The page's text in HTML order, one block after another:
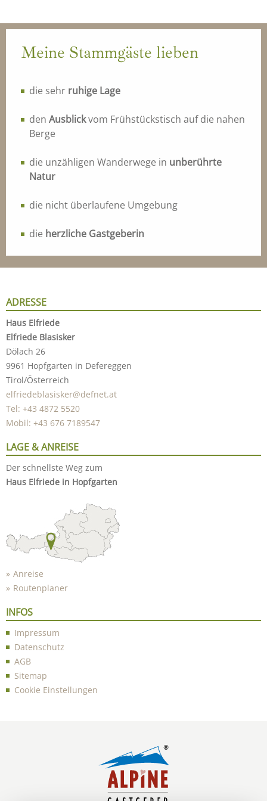
Meine Stammgäste lieben
die sehr ruhige Lage
den Ausblickvom Frühstückstisch auf die nahen
Berge
die unzähligen Wanderwege in unberührte
Natur
die nicht überlaufene Umgebung
die herzliche Gastgeberin
ADRESSE
Haus Elfriede
Elfriede Blasisker
Dölach 26
9961 Hopfgarten in Defereggen
Tirol/Österreich
elfriedeblasisker@defnet.at
Tel: +43 4872 5520
Mobil: +43 676 7189547
LAGE & ANREISE
Der schnellste Weg zum
Haus Elfriede in Hopfgarten
Anreise
Routenplaner
INFOS
Impressum
Datenschutz
AGB
Sitemap
Cookie Einstellungen